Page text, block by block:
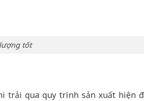
tốt
trải qua quy trình sản xuất hiện